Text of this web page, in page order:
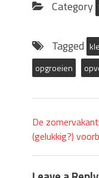
new
window)
new
Category
Tagged
opgroeien
De
(gelukkig?)